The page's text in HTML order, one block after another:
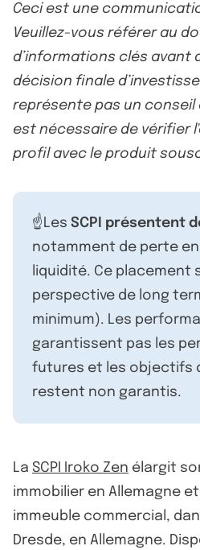
Ceci est une
Veuillez-vous référer au
d’informations clés avant
décision finale
représente pas un conseil
est nécessaire de vérifier
profil avec le produit
☝️Les SCPI présentent
notamment de perte
liquidité. Ce placement
perspective de long
minimum). Les
garantissent pas les
futures et les objectifs
restent non garantis.
La SCPI Iroko Zen élargit
immobilier en Allemagne
immeuble commercial,
Dresde, en Allemagne.